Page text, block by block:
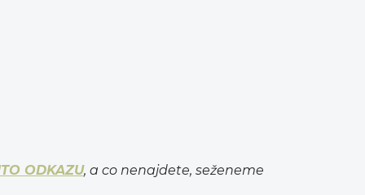
ODKAZU, a co nenajdete, seženeme